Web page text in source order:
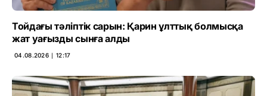
Тойдағы тәліптік сарын: Қарин ұлттық болмысқа
жат уағызды сынға алды
04.08.2026 ∣ 12:17